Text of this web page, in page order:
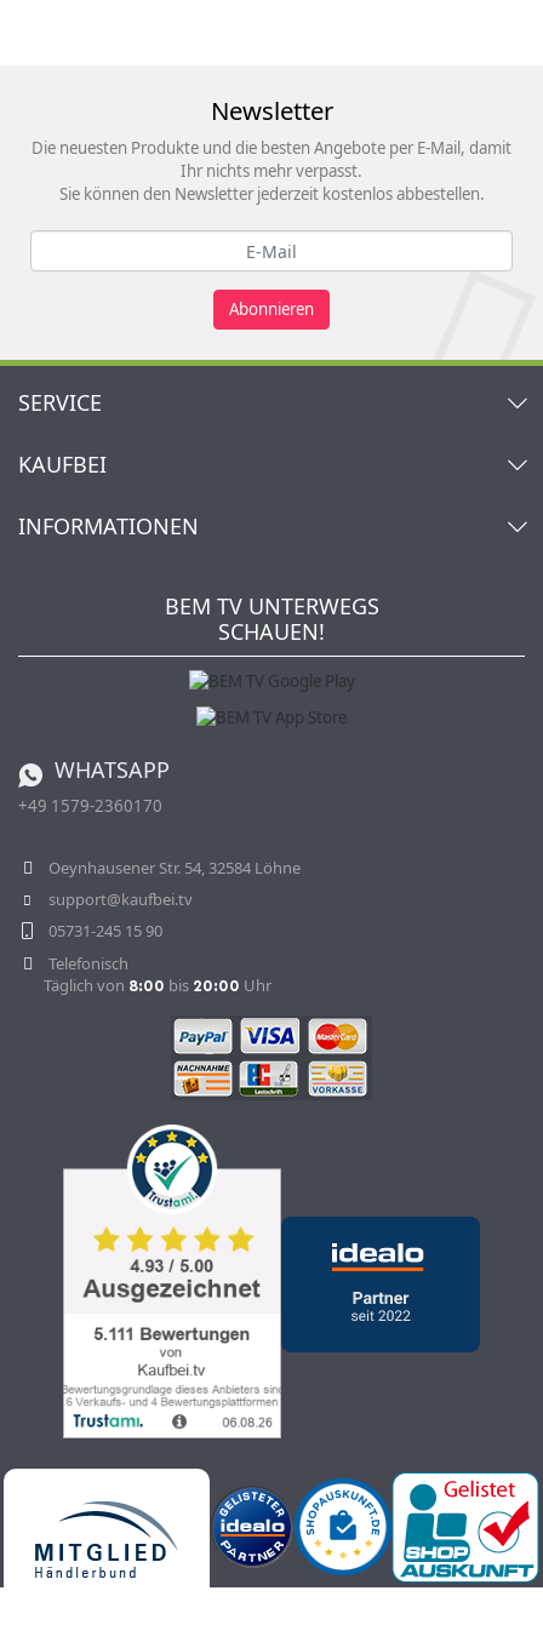
Newsletter
Die neuesten Produkte und die besten Angebote per E-Mail, damit
Ihr nichts mehr verpasst.
Sie können den Newsletter jederzeit kostenlos abbestellen.
Abonnieren
SERVICE
Warenkorb
Mein Wunschzettel
KAUFBEI
Händler & Hersteller
Affiliateprogramm
INFORMATIONEN
Zahlung und Versand
Vertrag widerrufen
BEM TV UNTERWEGS
SCHAUEN!
WHATSAPP
+49 1579-2360170
Oeynhausener Str. 54, 32584 Löhne
support@kaufbei.tv
05731-245 15 90
Telefonisch
Täglich von 8:00 bis 20:00 Uhr